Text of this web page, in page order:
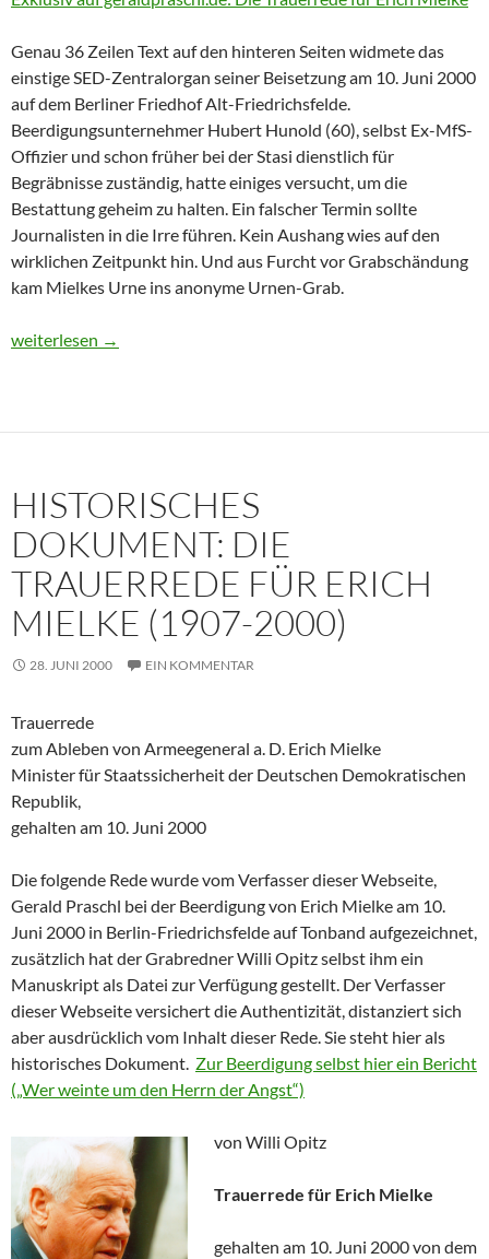
Genau 36 Zeilen Text auf den hinteren Seiten widmete das
einstige SED-Zentralorgan seiner Beisetzung am 10. Juni 2000
auf dem Berliner Friedhof Alt-Friedrichsfelde.
Beerdigungsunternehmer Hubert Hunold (60), selbst Ex-MfS-
Offizier und schon früher bei der Stasi dienstlich für
Begräbnisse zuständig, hatte einiges versucht, um die
Bestattung geheim zu halten. Ein falscher Termin sollte
Journalisten in die Irre führen. Kein Aushang wies auf den
wirklichen Zeitpunkt hin. Und aus Furcht vor Grabschändung
kam Mielkes Urne ins anonyme Urnen-Grab.
Erich Mielke: Wer weinte um den Herrn der Angst?
weiterlesen →
HISTORISCHES
DOKUMENT: DIE
TRAUERREDE FÜR ERICH
MIELKE (1907-2000)
28. JUNI 2000 EIN KOMMENTAR
Trauerrede
zum Ableben von Armeegeneral a. D. Erich Mielke
Minister für Staatssicherheit der Deutschen Demokratischen
Republik,
gehalten am 10. Juni 2000
Die folgende Rede wurde vom Verfasser dieser Webseite,
Gerald Praschl bei der Beerdigung von Erich Mielke am 10.
Juni 2000 in Berlin-Friedrichsfelde auf Tonband aufgezeichnet,
zusätzlich hat der Grabredner Willi Opitz selbst ihm ein
Manuskript als Datei zur Verfügung gestellt. Der Verfasser
dieser Webseite versichert die Authentizität, distanziert sich
aber ausdrücklich vom Inhalt dieser Rede. Sie steht hier als
historisches Dokument. Zur Beerdigung selbst hier ein Bericht
(„Wer weinte um den Herrn der Angst“)
von Willi Opitz
Trauerrede für Erich Mielke
gehalten am 10. Juni 2000 von dem